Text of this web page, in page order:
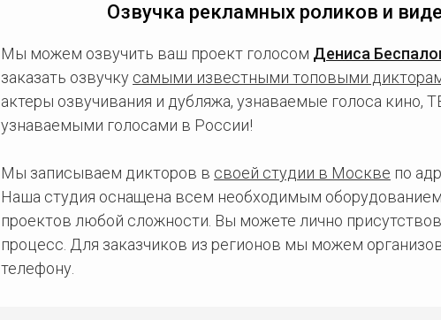
Озвучка рекламных роликов и
Мы можем озвучить ваш проект голосом Дениса
заказать озвучку самыми известными топовыми
актеры озвучивания и дубляжа, узнаваемые голоса
узнаваемыми голосами в России!
Мы записываем дикторов в своей студии в Москве по
Наша студия оснащена всем необходимым
проектов любой сложности. Вы можете лично
процесс. Для заказчиков из регионов мы можем
телефону.